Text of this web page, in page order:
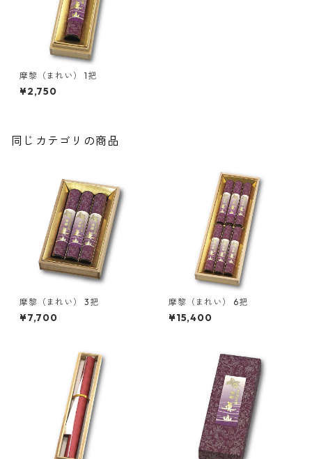
摩黎（まれい） 1把
¥2,750
同じカテゴリの商品
摩黎（まれい） 3把
¥7,700
摩黎（まれい） 6把
¥15,400